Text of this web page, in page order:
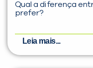
Qual a diferença
prefer?
Leia mais...